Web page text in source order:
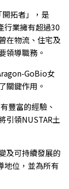
拓者」，是
行業擁有超過30
在物流、住宅及
領導職務。
GoBio女
關鍵作用。
豐富的經驗、
引領NUSTAR土
及可持續發展的
地位，並為所有